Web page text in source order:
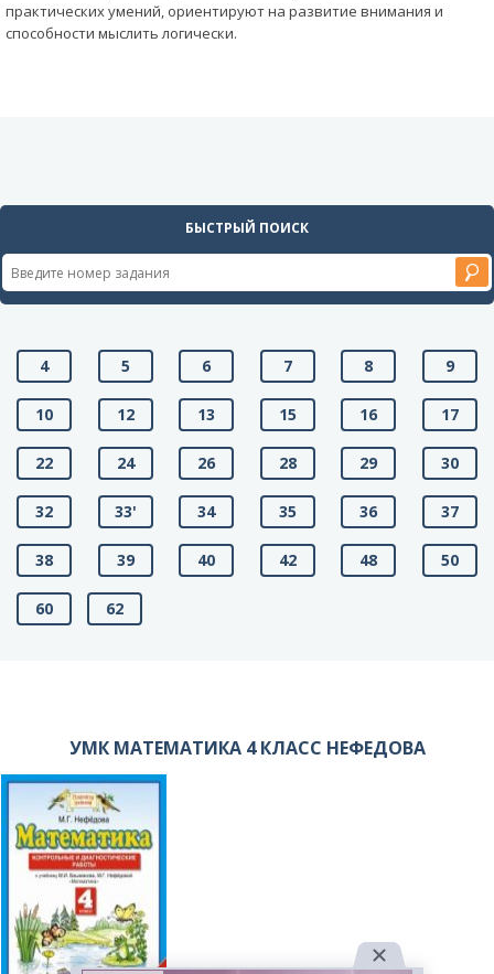
практических умений, ориентируют на развитие внимания и
способности мыслить логически.
БЫСТРЫЙ ПОИСК
4 5 6 7 8 9
10 12 13 15 16 17
22 24 26 28 29 30
32 33' 34 35 36 37
38 39 40 42 48 50
60 62
УМК МАТЕМАТИКА 4 КЛАСС НЕФЕДОВА